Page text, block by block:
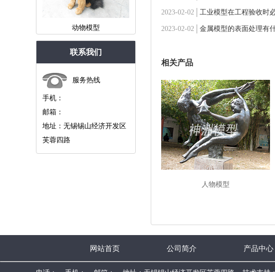
动物模型
联系我们
服务热线
手机：
邮箱：
地址：无锡锡山经济开发区
芙蓉四路
2023-02-02 工业模型在工程验收时
2023-02-02 金属模型的表面处理有
相关产品
人物模型
网站首页 公司简介 产品中心